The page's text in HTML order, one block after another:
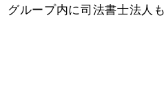
グループ内に司法書士法人